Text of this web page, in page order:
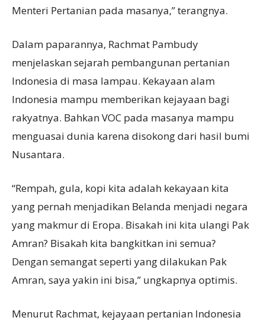
Menteri Pertanian pada masanya,” terangnya.
Dalam paparannya, Rachmat Pambudy
menjelaskan sejarah pembangunan pertanian
Indonesia di masa lampau. Kekayaan alam
Indonesia mampu memberikan kejayaan bagi
rakyatnya. Bahkan VOC pada masanya mampu
menguasai dunia karena disokong dari hasil bumi
Nusantara.
“Rempah, gula, kopi kita adalah kekayaan kita
yang pernah menjadikan Belanda menjadi negara
yang makmur di Eropa. Bisakah ini kita ulangi Pak
Amran? Bisakah kita bangkitkan ini semua?
Dengan semangat seperti yang dilakukan Pak
Amran, saya yakin ini bisa,” ungkapnya optimis.
Menurut Rachmat, kejayaan pertanian Indonesia